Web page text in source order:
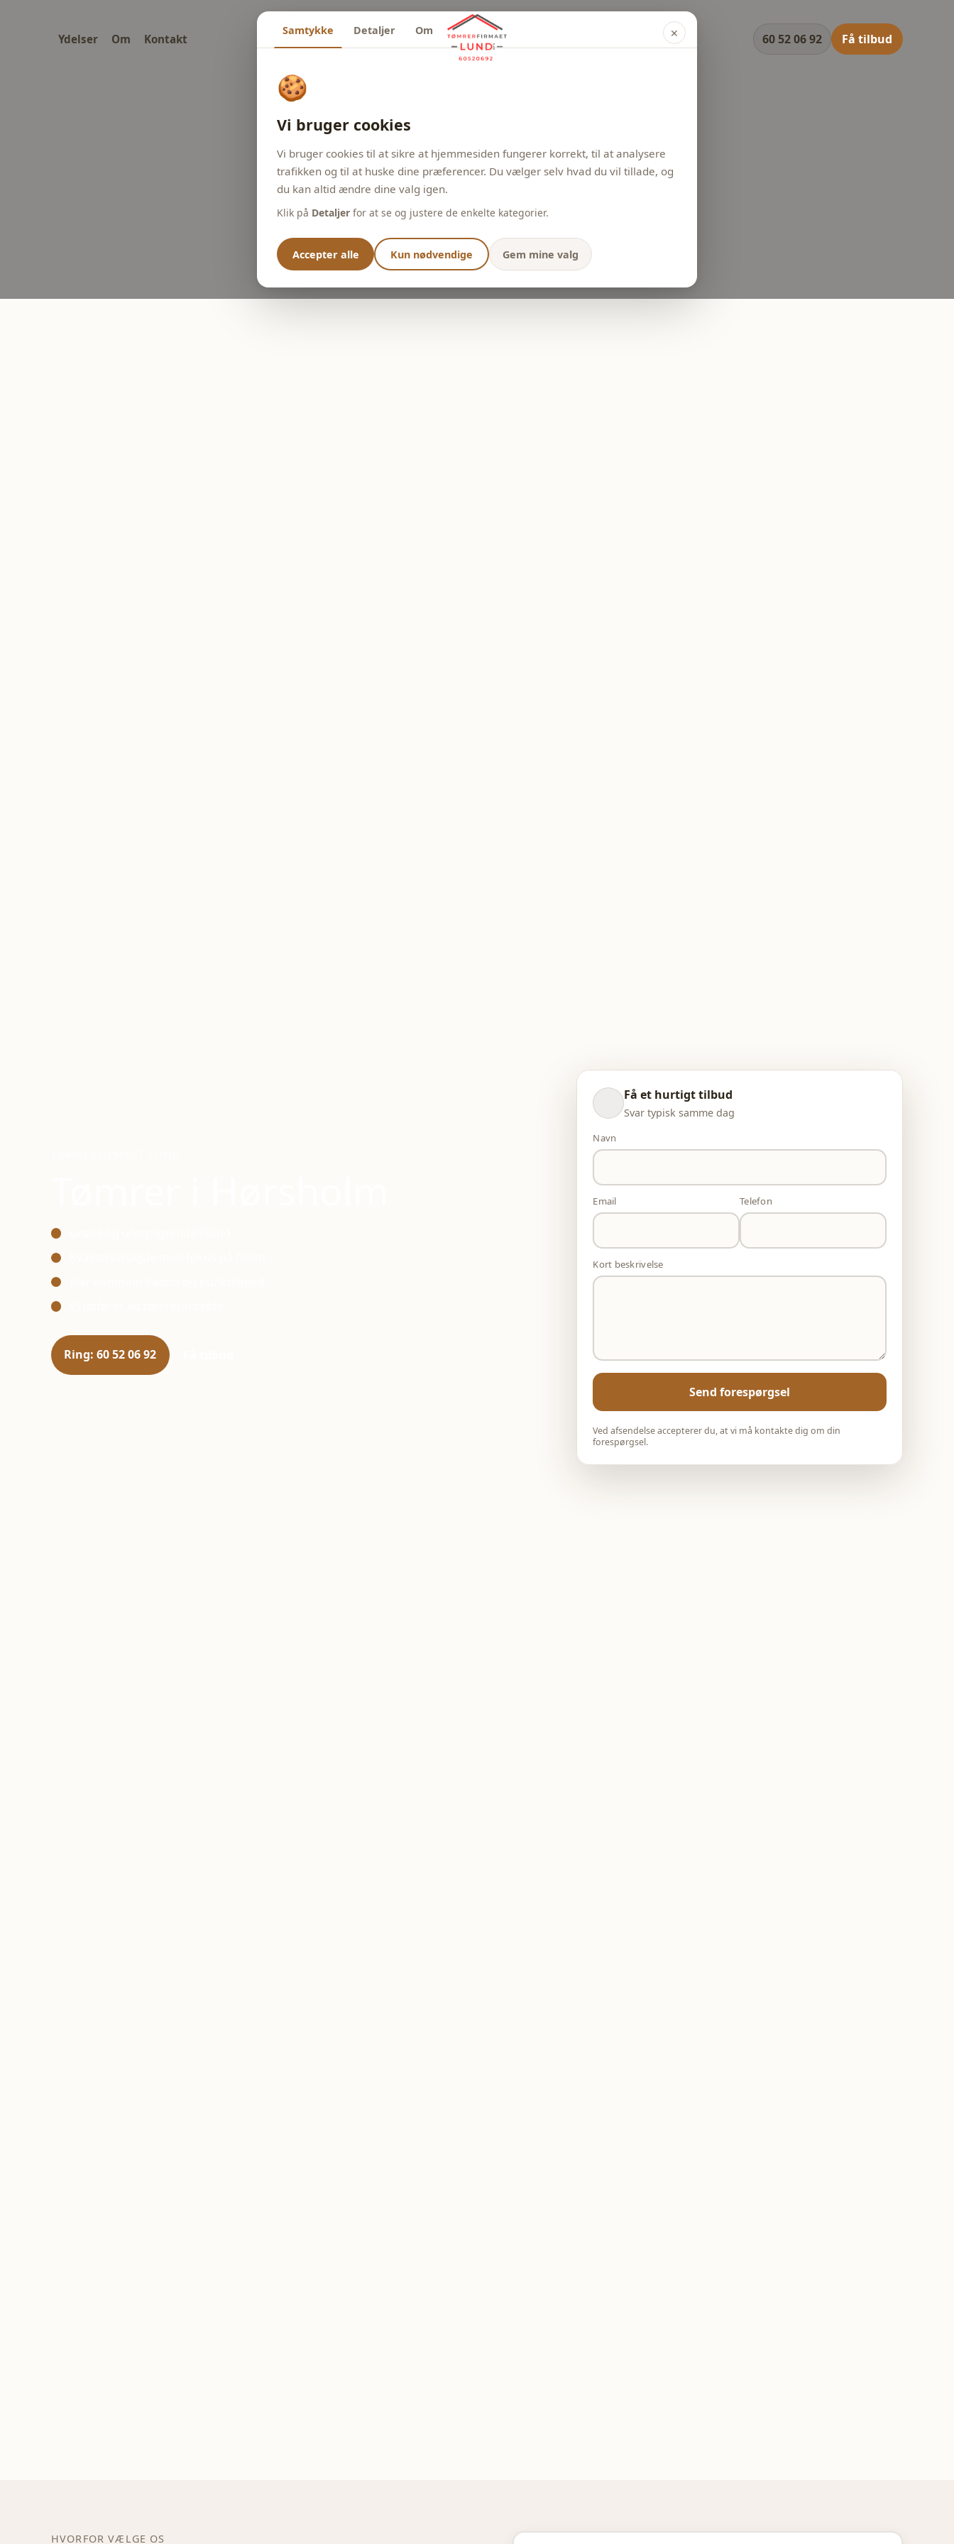
Ydelser Om Kontakt 60 52 06 92 Få tilbud
Ring: 60 52 06 92
Få et hurtigt tilbud
Svar typisk samme dag
Navn
Email Telefon
Kort beskrivelse
Send forespørgsel
Ved afsendelse accepterer du, at vi må kontakte dig om din
forespørgsel.
HVORFOR VÆLGE OS
✕
Samtykke Detaljer Om
🍪
Vi bruger cookies
Vi bruger cookies til at sikre at hjemmesiden fungerer korrekt, til at analysere
trafikken og til at huske dine præferencer. Du vælger selv hvad du vil tillade, og
du kan altid ændre dine valg igen.
Klik på Detaljer for at se og justere de enkelte kategorier.
Accepter alle Kun nødvendige Gem mine valg